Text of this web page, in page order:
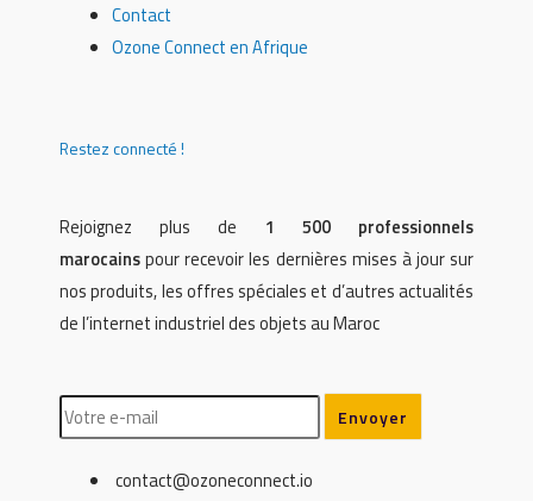
Contact
Ozone Connect en Afrique
Restez connecté !
Rejoignez plus de 1 500 professionnels
marocainspour recevoir les dernières mises à jour sur
nos produits, les offres spéciales et d’autres actualités
de l’internet industriel des objets au Maroc
contact@ozoneconnect.io